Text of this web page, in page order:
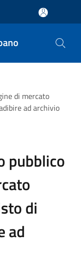
di mercato
ad archivio
pubblico
di
ad